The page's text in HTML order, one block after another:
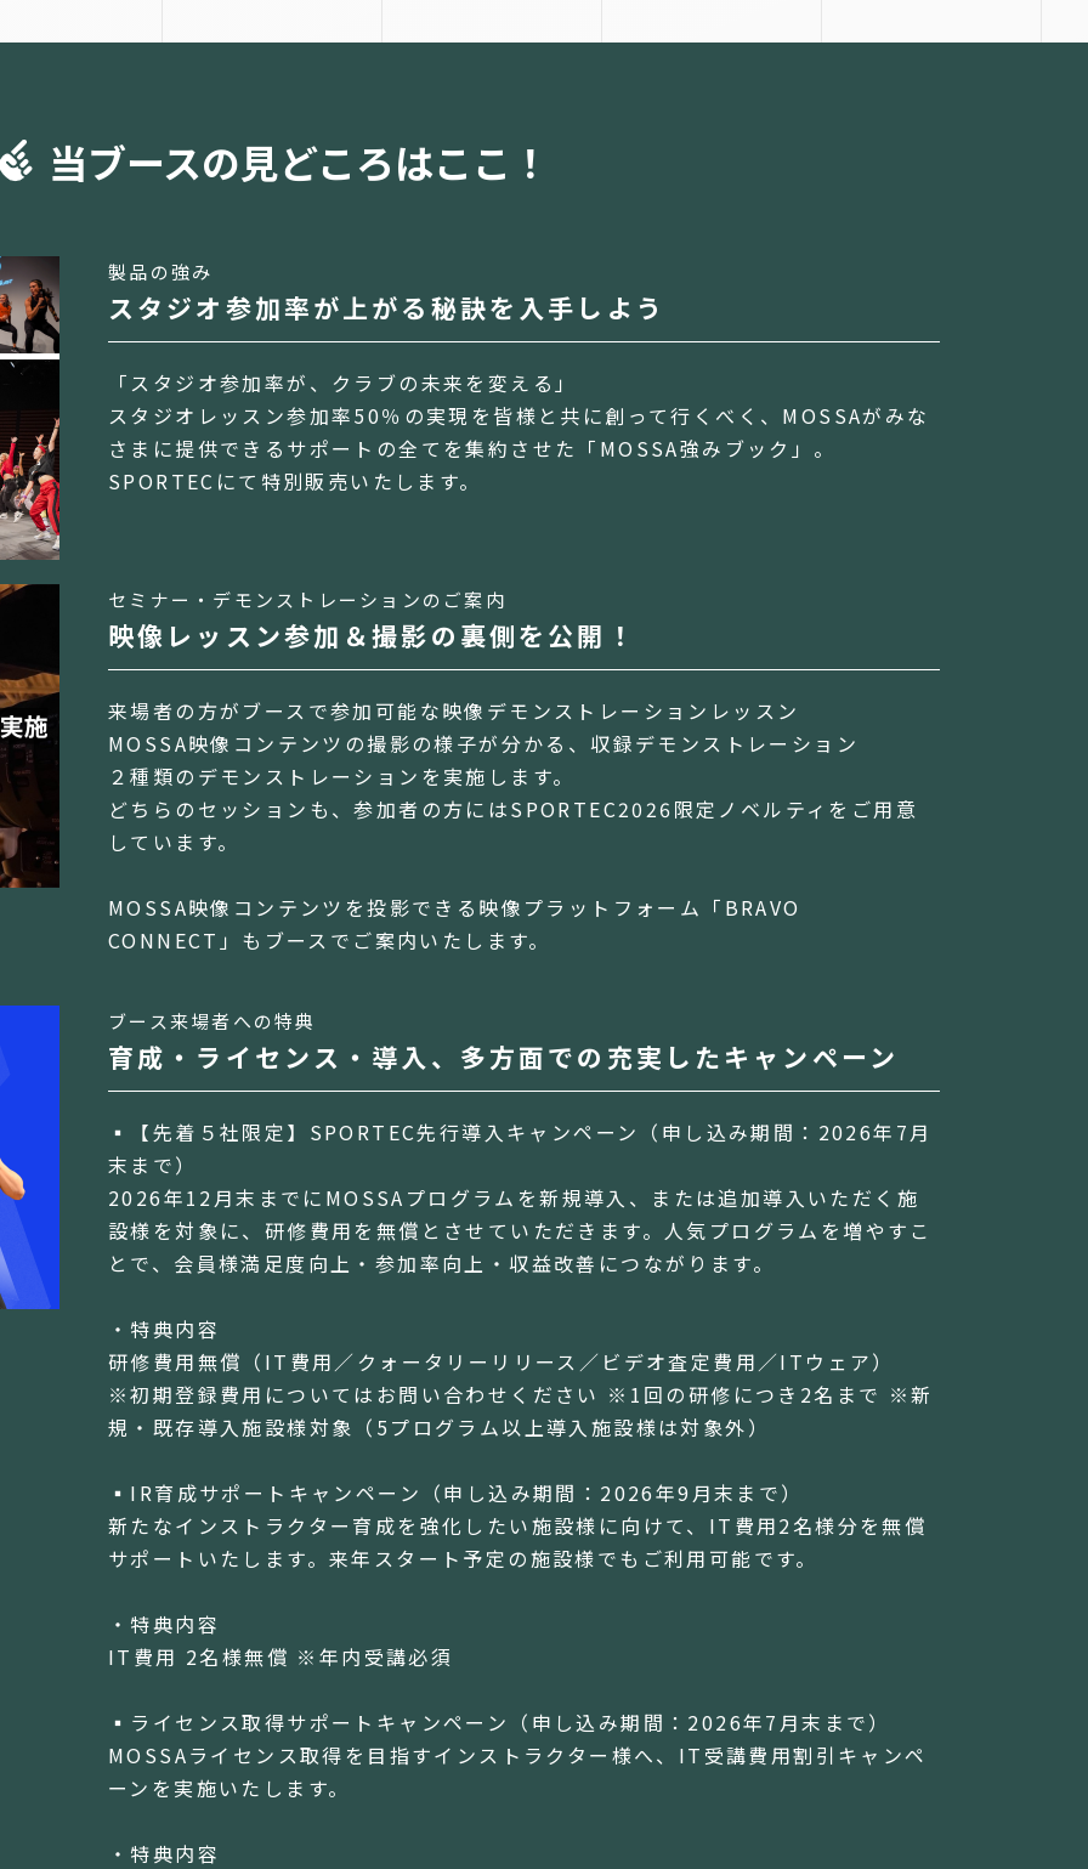
当ブースの見どころはここ！
製品の強み
スタジオ参加率が上がる秘訣を入手しよう
「スタジオ参加率が、クラブの未来を変える」
スタジオレッスン参加率50％の実現を皆様と共に創って行くべく、MOSSAがみな
さまに提供できるサポートの全てを集約させた「MOSSA強みブック」。
SPORTECにて特別販売いたします。
セミナー・デモンストレーションのご案内
映像レッスン参加＆撮影の裏側を公開！
来場者の方がブースで参加可能な映像デモンストレーションレッスン
MOSSA映像コンテンツの撮影の様子が分かる、収録デモンストレーション
２種類のデモンストレーションを実施します。
どちらのセッションも、参加者の方にはSPORTEC2026限定ノベルティをご用意
しています。
MOSSA映像コンテンツを投影できる映像プラットフォーム「BRAVO
CONNECT」もブースでご案内いたします。
ブース来場者への特典
育成・ライセンス・導入、多方面での充実したキャンペーン
▪️【先着５社限定】SPORTEC先行導入キャンペーン（申し込み期間：2026年7月
末まで）
2026年12月末までにMOSSAプログラムを新規導入、または追加導入いただく施
設様を対象に、研修費用を無償とさせていただきます。人気プログラムを増やすこ
とで、会員様満足度向上・参加率向上・収益改善につながります。
・特典内容
研修費用無償（IT費用／クォータリーリリース／ビデオ査定費用／ITウェア）
※初期登録費用についてはお問い合わせください ※1回の研修につき2名まで ※新
規・既存導入施設様対象（5プログラム以上導入施設様は対象外）
▪️IR育成サポートキャンペーン（申し込み期間：2026年9月末まで）
新たなインストラクター育成を強化したい施設様に向けて、IT費用2名様分を無償
サポートいたします。来年スタート予定の施設様でもご利用可能です。
・特典内容
IT費用 2名様無償 ※年内受講必須
▪️ライセンス取得サポートキャンペーン（申し込み期間：2026年7月末まで）
MOSSAライセンス取得を目指すインストラクター様へ、IT受講費用割引キャンペ
ーンを実施いたします。
・特典内容